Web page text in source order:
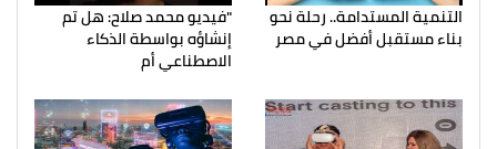
التنمية المستدامة.. رحلة نحو
بناء مستقبل أفضل في مصر
"فيديو محمد صلاح: هل تم
إنشاؤه بواسطة الذكاء
الاصطناعي أم